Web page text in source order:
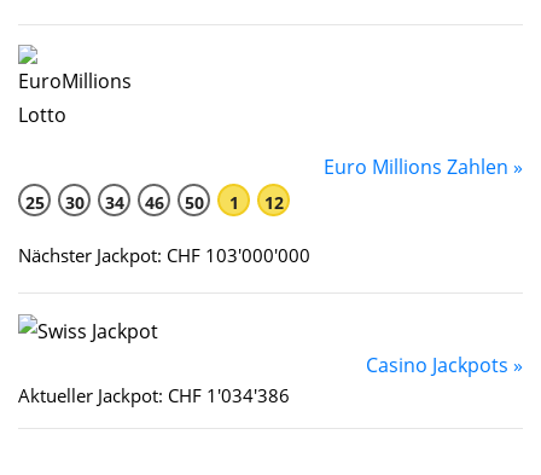
Euro Millions Zahlen »
25 30 34 46 50 1 12
Nächster Jackpot: CHF 103'000'000
Casino Jackpots »
Aktueller Jackpot: CHF 1'034'386